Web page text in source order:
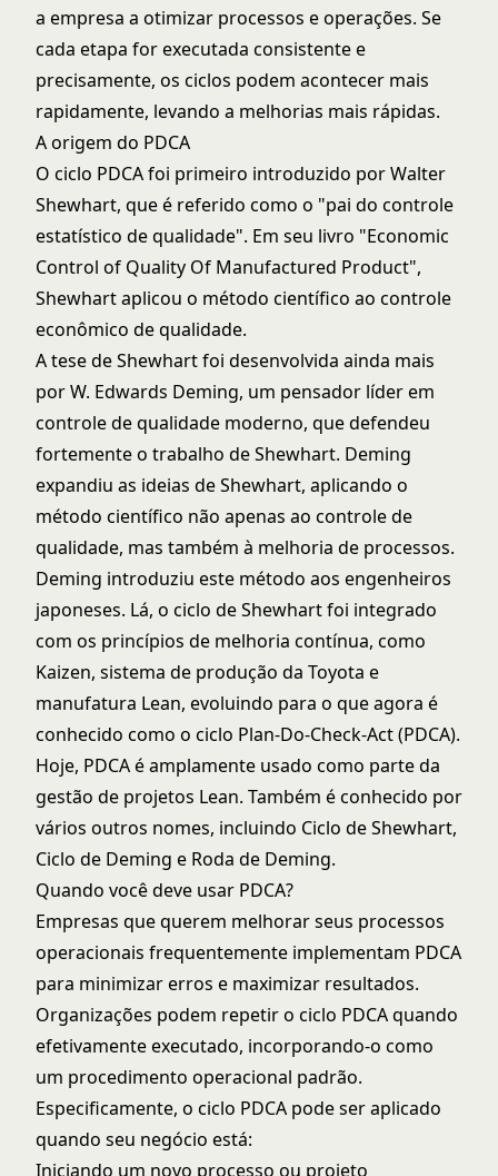
a empresa a otimizar processos e operações. Se
cada etapa for executada consistente e
precisamente, os ciclos podem acontecer mais
rapidamente, levando a melhorias mais rápidas.
A origem do PDCA
O ciclo PDCA foi primeiro introduzido por Walter
Shewhart, que é referido como o "pai do controle
estatístico de qualidade". Em seu livro "Economic
Control of Quality Of Manufactured Product",
Shewhart aplicou o método científico ao controle
econômico de qualidade.
A tese de Shewhart foi desenvolvida ainda mais
por W. Edwards Deming, um pensador líder em
controle de qualidade moderno, que defendeu
fortemente o trabalho de Shewhart. Deming
expandiu as ideias de Shewhart, aplicando o
método científico não apenas ao controle de
qualidade, mas também à melhoria de processos.
Deming introduziu este método aos engenheiros
japoneses. Lá, o ciclo de Shewhart foi integrado
com os princípios de melhoria contínua, como
Kaizen, sistema de produção da Toyota e
manufatura Lean, evoluindo para o que agora é
conhecido como o ciclo Plan-Do-Check-Act (PDCA).
Hoje, PDCA é amplamente usado como parte da
gestão de projetos Lean. Também é conhecido por
vários outros nomes, incluindo Ciclo de Shewhart,
Ciclo de Deming e Roda de Deming.
Quando você deve usar PDCA?
Empresas que querem melhorar seus processos
operacionais frequentemente implementam PDCA
para minimizar erros e maximizar resultados.
Organizações podem repetir o ciclo PDCA quando
efetivamente executado, incorporando-o como
um procedimento operacional padrão.
Especificamente, o ciclo PDCA pode ser aplicado
quando seu negócio está:
Iniciando um novo processo ou projeto